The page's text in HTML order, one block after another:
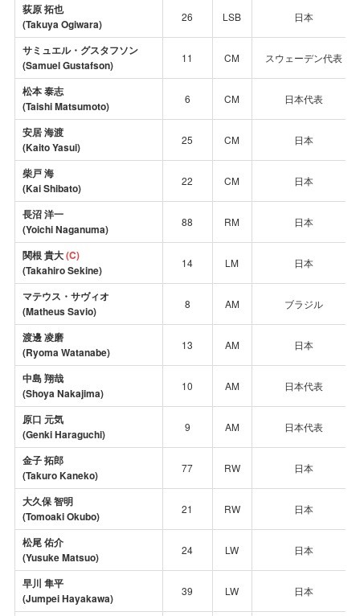
荻原 拓也
(Takuya Ogiwara)
26 LSB 日本
サミュエル・グスタフソン
(Samuel Gustafson)
11 CM スウェーデン代表
松本 泰志
(Taishi Matsumoto)
6 CM 日本代表
安居 海渡
(Kaito Yasui)
25 CM 日本
柴戸 海
(Kai Shibato)
22 CM 日本
長沼 洋一
(Yoichi Naganuma)
88 RM 日本
関根 貴大(C)
(Takahiro Sekine)
14 LM 日本
マテウス・サヴィオ
(Matheus Savio)
8 AM ブラジル
渡邊 凌磨
(Ryoma Watanabe)
13 AM 日本
中島 翔哉
(Shoya Nakajima)
10 AM 日本代表
原口 元気
(Genki Haraguchi)
9 AM 日本代表
金子 拓郎
(Takuro Kaneko)
77 RW 日本
大久保 智明
(Tomoaki Okubo)
21 RW 日本
松尾 佑介
(Yusuke Matsuo)
24 LW 日本
早川 隼平
(Jumpei Hayakawa)
39 LW 日本